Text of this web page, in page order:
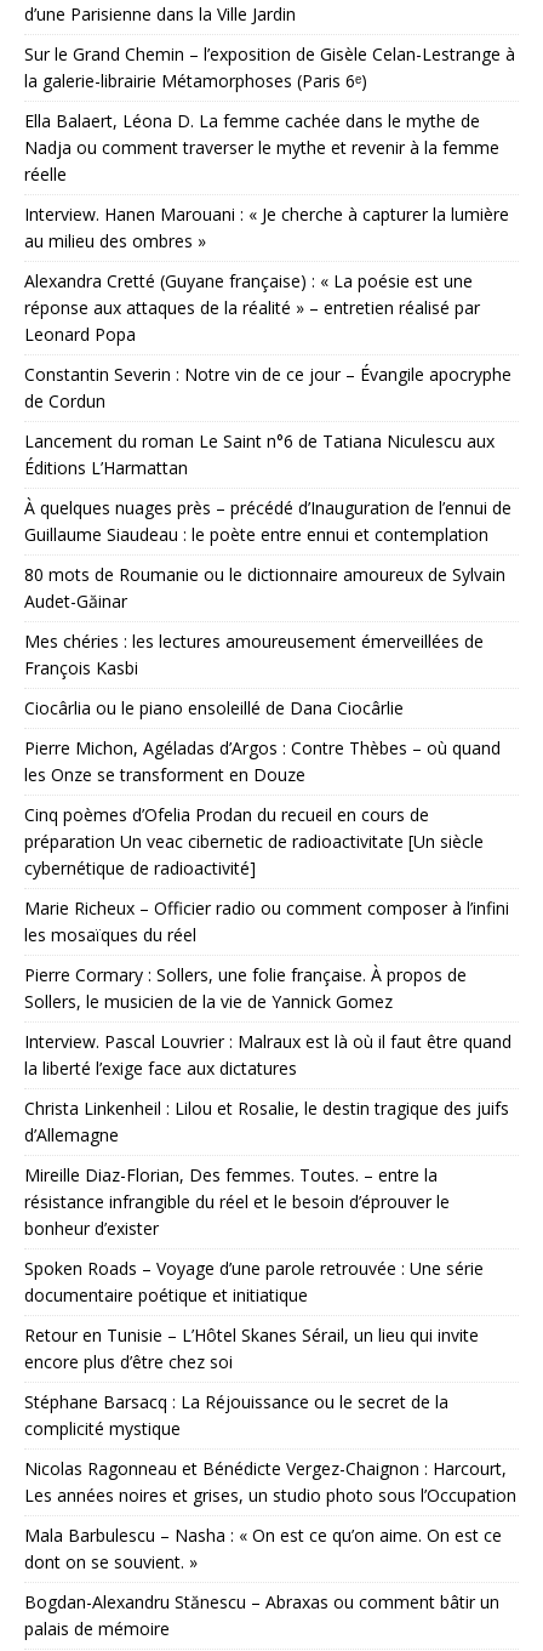
d’une Parisienne dans la Ville Jardin
Sur le Grand Chemin – l’exposition de Gisèle Celan-Lestrange à
la galerie-librairie Métamorphoses (Paris 6ᵉ)
Ella Balaert, Léona D. La femme cachée dans le mythe de
Nadja ou comment traverser le mythe et revenir à la femme
réelle
Interview. Hanen Marouani : « Je cherche à capturer la lumière
au milieu des ombres »
Alexandra Cretté (Guyane française) : « La poésie est une
réponse aux attaques de la réalité » – entretien réalisé par
Leonard Popa
Constantin Severin : Notre vin de ce jour – Évangile apocryphe
de Cordun
Lancement du roman Le Saint n°6 de Tatiana Niculescu aux
Éditions L’Harmattan
À quelques nuages près – précédé d’Inauguration de l’ennui de
Guillaume Siaudeau : le poète entre ennui et contemplation
80 mots de Roumanie ou le dictionnaire amoureux de Sylvain
Audet-Găinar
Mes chéries : les lectures amoureusement émerveillées de
François Kasbi
Ciocârlia ou le piano ensoleillé de Dana Ciocârlie
Pierre Michon, Agéladas d’Argos : Contre Thèbes – où quand
les Onze se transforment en Douze
Cinq poèmes d’Ofelia Prodan du recueil en cours de
préparation Un veac cibernetic de radioactivitate [Un siècle
cybernétique de radioactivité]
Marie Richeux – Officier radio ou comment composer à l’infini
les mosaïques du réel
Pierre Cormary : Sollers, une folie française. À propos de
Sollers, le musicien de la vie de Yannick Gomez
Interview. Pascal Louvrier : Malraux est là où il faut être quand
la liberté l’exige face aux dictatures
Christa Linkenheil : Lilou et Rosalie, le destin tragique des juifs
d’Allemagne
Mireille Diaz-Florian, Des femmes. Toutes. – entre la
résistance infrangible du réel et le besoin d’éprouver le
bonheur d’exister
Spoken Roads – Voyage d’une parole retrouvée : Une série
documentaire poétique et initiatique
Retour en Tunisie – L’Hôtel Skanes Sérail, un lieu qui invite
encore plus d’être chez soi
Stéphane Barsacq : La Réjouissance ou le secret de la
complicité mystique
Nicolas Ragonneau et Bénédicte Vergez-Chaignon : Harcourt,
Les années noires et grises, un studio photo sous l’Occupation
Mala Barbulescu – Nasha : « On est ce qu’on aime. On est ce
dont on se souvient. »
Bogdan-Alexandru Stănescu – Abraxas ou comment bâtir un
palais de mémoire